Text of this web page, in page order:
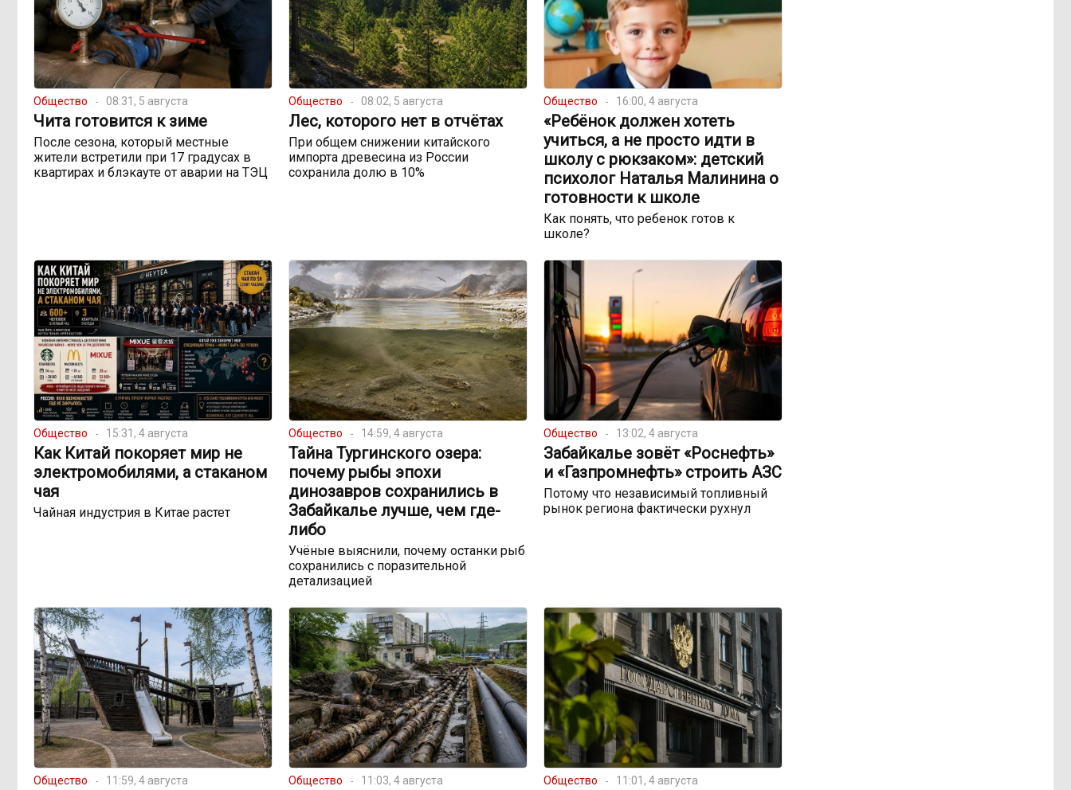
Общество 08:31, 5 августа
Чита готовится к зиме
После сезона, который местные
жители встретили при 17 градусах в
квартирах и блэкауте от аварии на ТЭЦ
Общество 08:02, 5 августа
Лес, которого нет в отчётах
При общем снижении китайского
импорта древесина из России
сохранила долю в 10%
Общество 16:00, 4 августа
«Ребёнок должен хотеть
учиться, а не просто идти в
школу с рюкзаком»: детский
психолог Наталья Малинина о
готовности к школе
Как понять, что ребенок готов к
школе?
Общество 15:31, 4 августа
Как Китай покоряет мир не
электромобилями, а стаканом
чая
Чайная индустрия в Китае растет
Общество 14:59, 4 августа
Тайна Тургинского озера:
почему рыбы эпохи
динозавров сохранились в
Забайкалье лучше, чем где-
либо
Учёные выяснили, почему останки рыб
сохранились с поразительной
детализацией
Общество 13:02, 4 августа
Забайкалье зовёт «Роснефть»
и «Газпромнефть» строить АЗС
Потому что независимый топливный
рынок региона фактически рухнул
Общество 11:59, 4 августа Общество 11:03, 4 августа Общество 11:01, 4 августа